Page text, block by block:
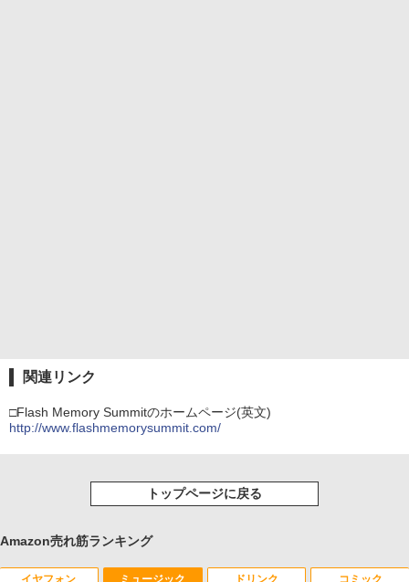
関連リンク
□Flash Memory Summitのホームページ(英文)
http://www.flashmemorysummit.com/
トップページに戻る
Amazon売れ筋ランキング